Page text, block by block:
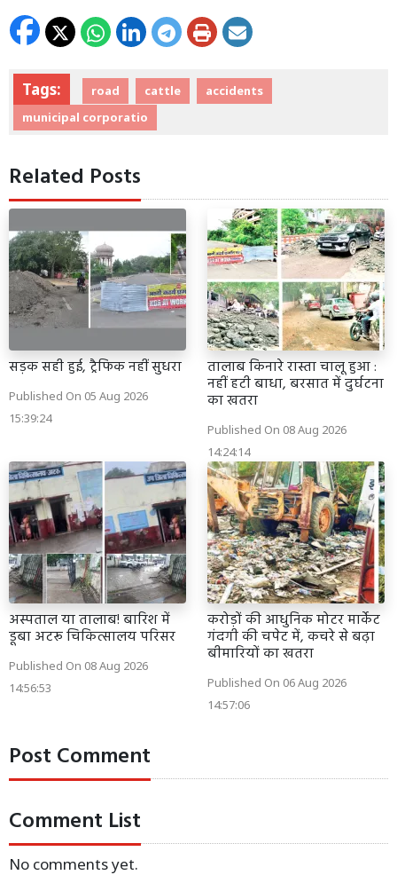
Tags: road cattle
accidents
municipal corporatio
Related Posts
सड़क सही हुई, ट्रैफिक नहीं सुधरा
Published On 05 Aug 2026
15:39:24
तालाब किनारे रास्ता चालू हुआ :
नहीं हटी बाधा, बरसात में दुर्घटना
का खतरा
Published On 08 Aug 2026
14:24:14
अस्पताल या तालाब! बारिश में
डूबा अटरू चिकित्सालय परिसर
Published On 08 Aug 2026
14:56:53
करोड़ों की आधुनिक मोटर मार्केट
गंदगी की चपेट में, कचरे से बढ़ा
बीमारियों का खतरा
Published On 06 Aug 2026
14:57:06
Post Comment
Comment List
No comments yet.